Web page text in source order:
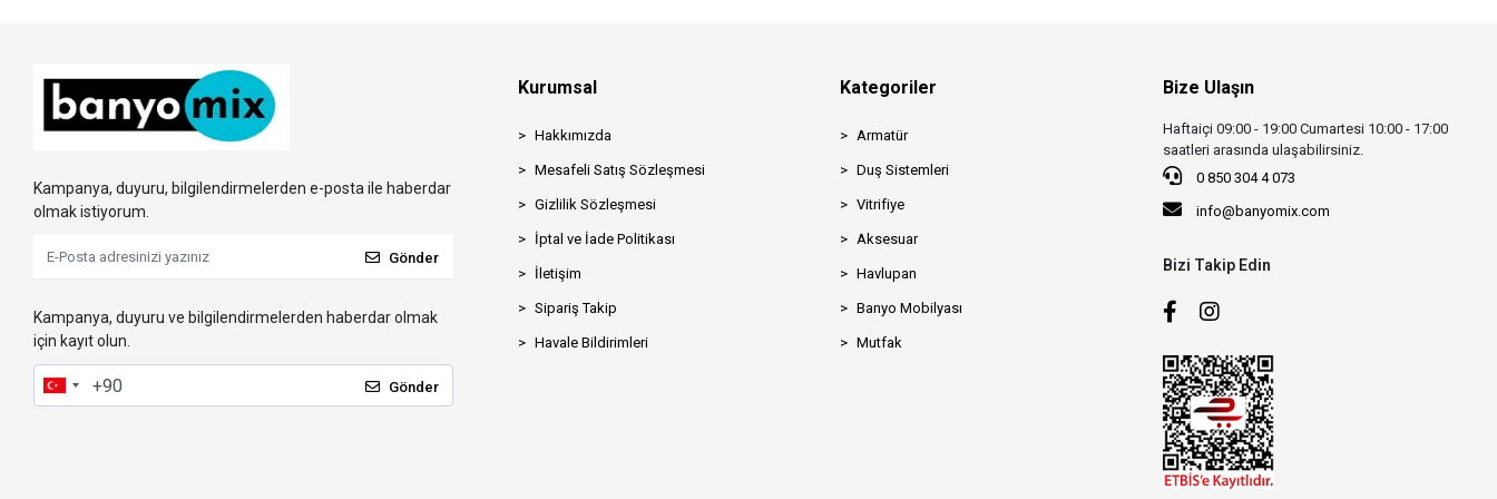
Kampanya, duyuru, bilgilendirmelerden e-posta ile haberdar
olmak istiyorum.
Gönder
Kampanya, duyuru ve bilgilendirmelerden haberdar olmak
için kayıt olun.
Gönder
Kurumsal
Hakkımızda
Mesafeli Satış Sözleşmesi
Gizlilik Sözleşmesi
İptal ve İade Politikası
İletişim
Sipariş Takip
Havale Bildirimleri
Kategoriler
Armatür
Duş Sistemleri
Vitrifiye
Aksesuar
Havlupan
Banyo Mobilyası
Mutfak
Bize Ulaşın
Haftaiçi 09:00 - 19:00 Cumartesi 10:00 - 17:00
saatleri arasında ulaşabilirsiniz.
0 850 304 4 073
info@banyomix.com
Bizi Takip Edin